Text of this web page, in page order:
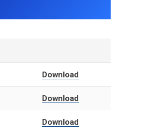
Download
Download
Download